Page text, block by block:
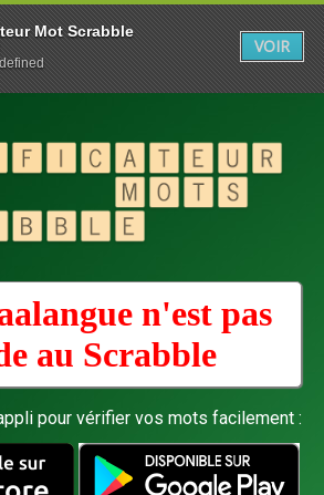
n'est pas
au Scrabble
pour vérifier vos mots facilement :
Mot Scrabble
VOIR